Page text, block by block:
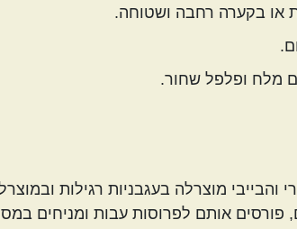
או בקערה רחבה ושטוחה.
מלח ופלפל שחור.
מוצרלה בעגבניות רגילות
אותם לפרוסות עבות ומניחים